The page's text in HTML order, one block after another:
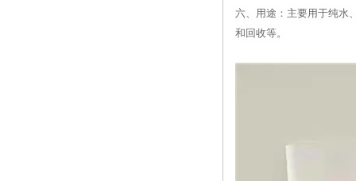
六、用途：主要用于纯水
和回收等。